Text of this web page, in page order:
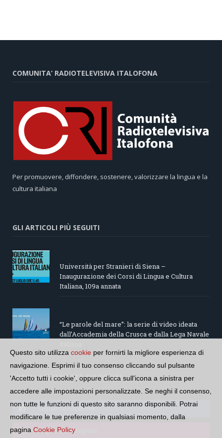
COMUNITA’ RADIOTELEVISIVA ITALOFONA
Per promuovere, diffondere, sostenere, valorizzare la lingua e la
cultura italiana
GLI ARTICOLI PIÙ SEGUITI
Università per Stranieri di Siena –
Inaugurazione dei Corsi di Lingua e Cultura
Italiana, 109a annata
“Le parole del mare”: la serie di video ideata
dall’Accademia della Crusca e dalla Lega Navale
SEGUI LA COMUNITÀ SUI SOCIAL
Seguici su Facebook
Seguici su Instagram
Questo sito utilizza cookie per fornirti la migliore esperienza di
navigazione. Esprimi il tuo consenso cliccando sul pulsante
'Accetto tutti i cookie', oppure clicca sull'icona a sinistra per
accedere alle impostazioni personalizzate. Se neghi il consenso,
non tutte le funzioni di questo sito saranno disponibili. Potrai
modificare le tue preferenze in qualsiasi momento, dalla
pagina Cookie Policy